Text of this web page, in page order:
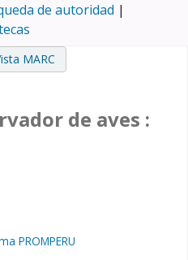
de autoridad
MARC
de aves :
PROMPERU